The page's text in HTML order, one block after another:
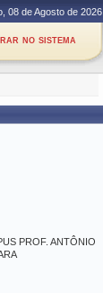
08 de Agosto de 2026
no sistema
PROF. ANTÔNIO